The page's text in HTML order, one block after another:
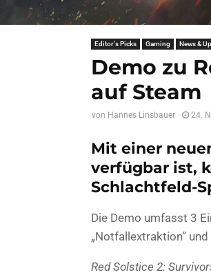
Editor's Picks Gaming News &
Demo zu
auf Steam
von Hannes Linsbauer 24.
Mit einer
verfügbar ist,
Schlachtfeld-
Die Demo umfasst 3
„Notfallextraktion“
Red Solstice 2: